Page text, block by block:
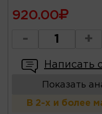
920.00
- +
Написать
Показать
В 2-х и более